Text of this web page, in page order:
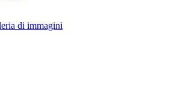
di immagini